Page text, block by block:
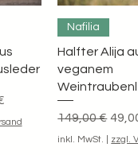
Nafilia
Halfter Alija
veganem
149,00 €
inkl. MwSt. zzgl.